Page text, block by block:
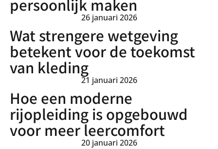
persoonlijk maken
26 januari 2026
Wat strengere wetgeving
betekent voor de toekomst
van kleding
21 januari 2026
Hoe een moderne
rijopleiding is opgebouwd
voor meer leercomfort
20 januari 2026